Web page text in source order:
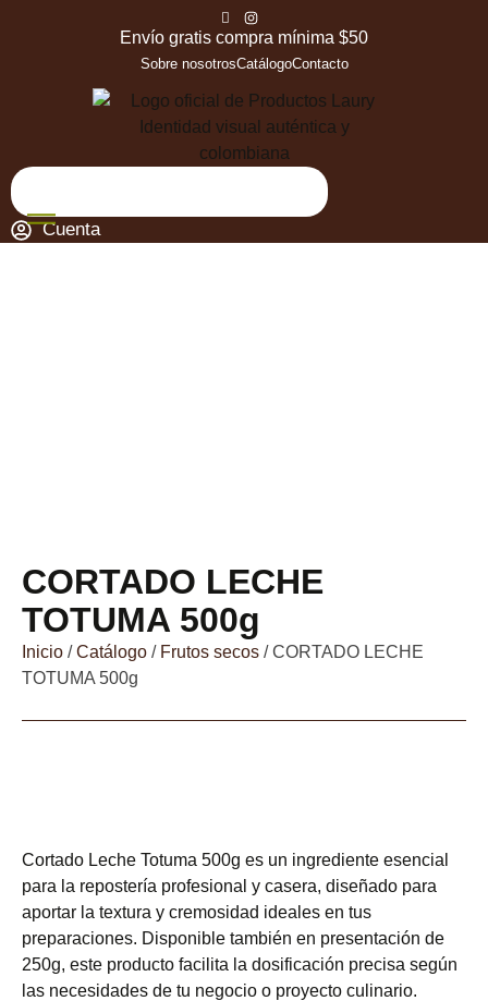
Envío gratis compra mínima $50
Sobre nosotrosCatálogoContacto
Cuenta
CORTADO LECHE
TOTUMA 500g
Inicio /Catálogo / Frutos secos / CORTADO LECHE
TOTUMA 500g
Cortado Leche Totuma 500g es un ingrediente esencial
para la repostería profesional y casera, diseñado para
aportar la textura y cremosidad ideales en tus
preparaciones. Disponible también en presentación de
250g, este producto facilita la dosificación precisa según
las necesidades de tu negocio o proyecto culinario.